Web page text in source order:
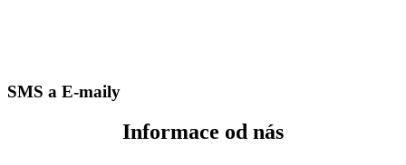
SMS a E-maily
Informace od nás